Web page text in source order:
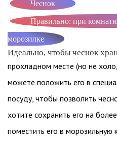
Чеснок
Правильно: при
морозилке
Идеально, чтобы чеснок
прохладном месте (но не
можете положить его в
посуду, чтобы позволить
хотите сохранить его на
поместить его в морозильную